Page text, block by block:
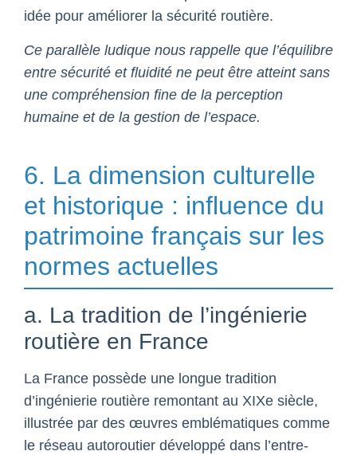
idée pour améliorer la sécurité routière.
Ce parallèle ludique nous rappelle que l’équilibre
entre sécurité et fluidité ne peut être atteint sans
une compréhension fine de la perception
humaine et de la gestion de l’espace.
6. La dimension culturelle
et historique : influence du
patrimoine français sur les
normes actuelles
a. La tradition de l’ingénierie
routière en France
La France possède une longue tradition
d’ingénierie routière remontant au XIXe siècle,
illustrée par des œuvres emblématiques comme
le réseau autoroutier développé dans l’entre-